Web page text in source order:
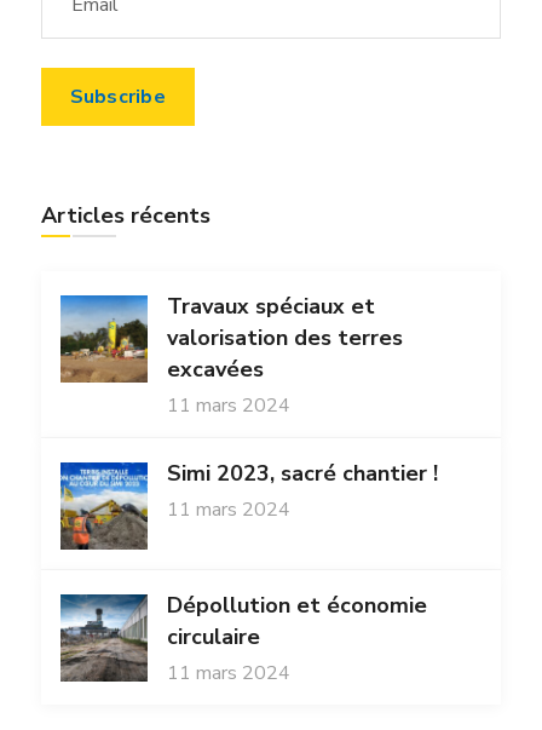
Articles récents
Travaux spéciaux et
valorisation des terres
excavées
11 mars 2024
Simi 2023, sacré chantier !
11 mars 2024
Dépollution et économie
circulaire
11 mars 2024